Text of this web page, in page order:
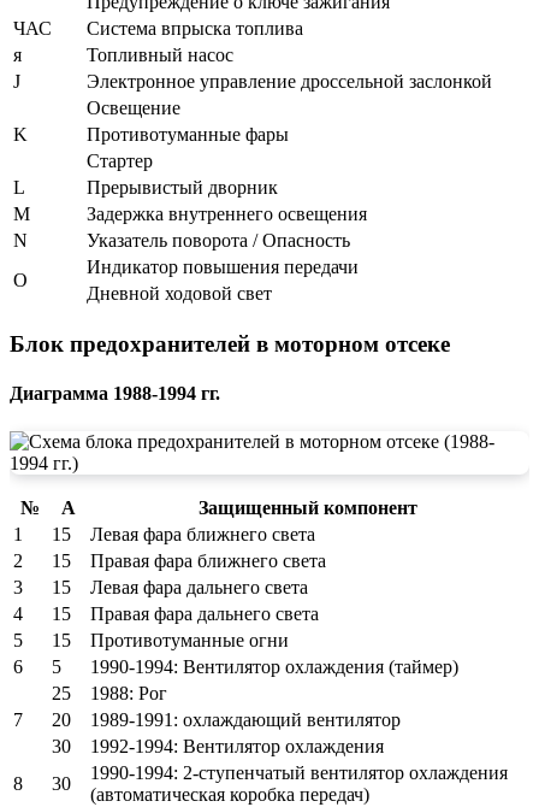
ЧАС
Система впрыска топлива
я
Топливный насос
J
Электронное управление дроссельной заслонкой
K
Освещение
Противотуманные фары
Стартер
L
Прерывистый дворник
M
Задержка внутреннего освещения
N
Указатель поворота / Опасность
О
Индикатор повышения передачи
Дневной ходовой свет
Блок предохранителей в моторном отсеке
Диаграмма 1988-1994 гг.
№ А
Защищенный компонент
1
15
Левая фара ближнего света
2
15
Правая фара ближнего света
3
15
Левая фара дальнего света
4
15
Правая фара дальнего света
5
15
Противотуманные огни
6
5 1990-1994: Вентилятор охлаждения (таймер)
7
25
1988: Рог
20
1989-1991: охлаждающий вентилятор
30
1992-1994: Вентилятор охлаждения
8
30
1990-1994: 2-ступенчатый вентилятор охлаждения
(автоматическая коробка передач)